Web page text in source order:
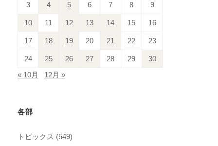
3 4 5 6 7 8 9
10 11 12 13 14 15 16
17 18 19 20 21 22 23
24 25 26 27 28 29 30
« 10月 12月 »
各部
トピックス (549)